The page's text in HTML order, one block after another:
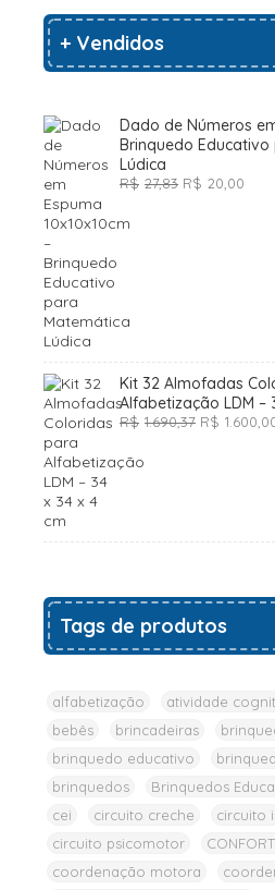
+ Vendidos
Dado de Números
Brinquedo
Lúdica
R$ 27,83 O
R$ 20,00
Kit 32 Almofadas
Alfabetização LDM –
R$ 1.690,37 O
R$
Tags de produtos
alfabetização atividade
bebês
brincadeiras
brinquedo educativo
brinquedos
Brinquedos
cei
circuito creche
circuito
circuito psicomotor
coordenação motora